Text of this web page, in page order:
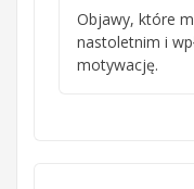
Objawy, które
nastoletnim i
motywację.